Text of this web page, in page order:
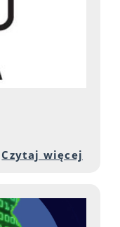
Czytaj więcej